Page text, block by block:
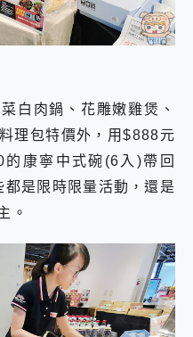
白肉鍋、花雕嫩雞煲、
理包特價外，用$888元
康寧中式碗(6入)帶回
是限時限量活動，還是
。